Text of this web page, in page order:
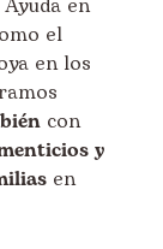
en
el
en los
con
y
en